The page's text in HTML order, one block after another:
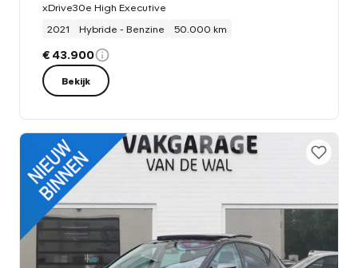
xDrive30e High Executive
2021
Hybride - Benzine 50.000 km
€ 43.900
Bekijk